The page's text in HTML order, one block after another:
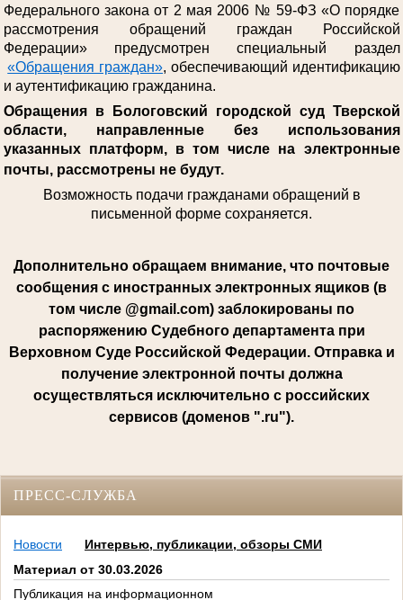
Федерального закона от 2 мая 2006 № 59-ФЗ «О порядке
рассмотрения обращений граждан Российской
Федерации» предусмотрен специальный раздел
«Обращения граждан», обеспечивающий идентификацию
и аутентификацию гражданина.
Обращения в Бологовский городской суд Тверской
области, направленные без использования
указанных платформ, в том числе на электронные
почты, рассмотрены не будут.
Возможность подачи гражданами обращений в
письменной форме сохраняется.
Дополнительно обращаем внимание, что почтовые
сообщения с иностранных электронных ящиков (в
том числе @gmail.com) заблокированы по
распоряжению Судебного департамента при
Верховном Суде Российской Федерации. Отправка и
получение электронной почты должна
осуществляться исключительно с российских
сервисов (доменов ".ru").
ПРЕСС-СЛУЖБА
Новости
Интервью, публикации, обзоры СМИ
Материал от 30.03.2026
Публикация на информационном